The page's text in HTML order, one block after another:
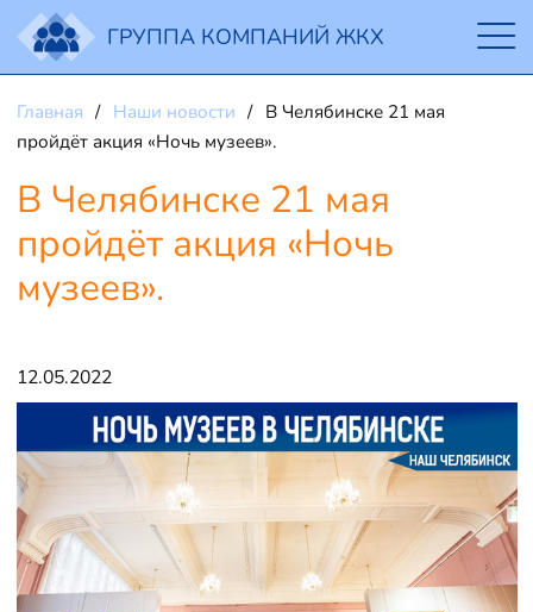
ГРУППА КОМПАНИЙ ЖКХ
Главная Наши новости
В Челябинске 21 мая
пройдёт акция «Ночь музеев».
В Челябинске 21 мая
пройдёт акция «Ночь
музеев».
12.05.2022